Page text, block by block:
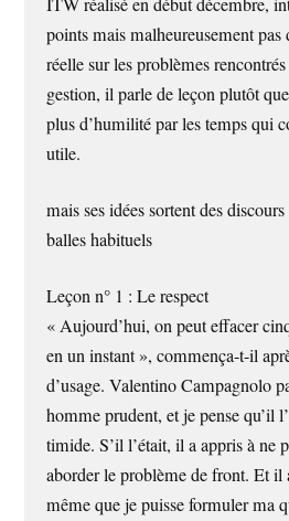
points mais malheureusement pas
réelle sur les problèmes
gestion, il parle de leçon plutôt
plus d’humilité par les temps qui
utile.
mais ses idées sortent des
balles habituels
Leçon n° 1 : Le respect
« Aujourd’hui, on peut effacer
en un instant », commença-t-il
d’usage. Valentino Campagnolo
homme prudent, et je pense qu’il
timide. S’il l’était, il a appris à ne
aborder le problème de front. Et
même que je puisse formuler ma